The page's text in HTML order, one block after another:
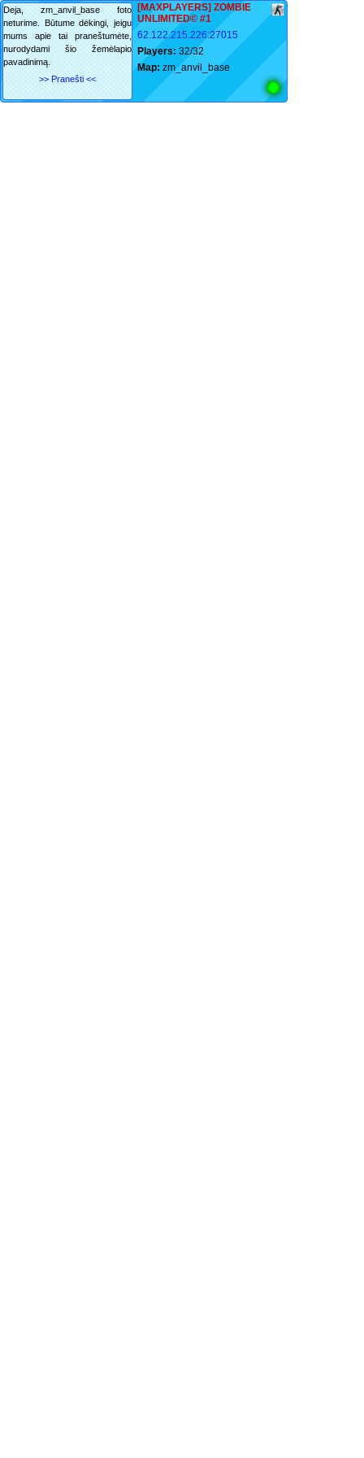
Deja, zm_anvil_base foto
neturime. Būtume dėkingi, jeigu
mums apie tai praneštumėte,
nurodydami šio žemėlapio
pavadinimą.
>> Pranešti <<
[MAXPLAYERS] ZOMBIE
UNLIMITED© #1
62.122.215.226:27015
Players: 32/32
Map: zm_anvil_base